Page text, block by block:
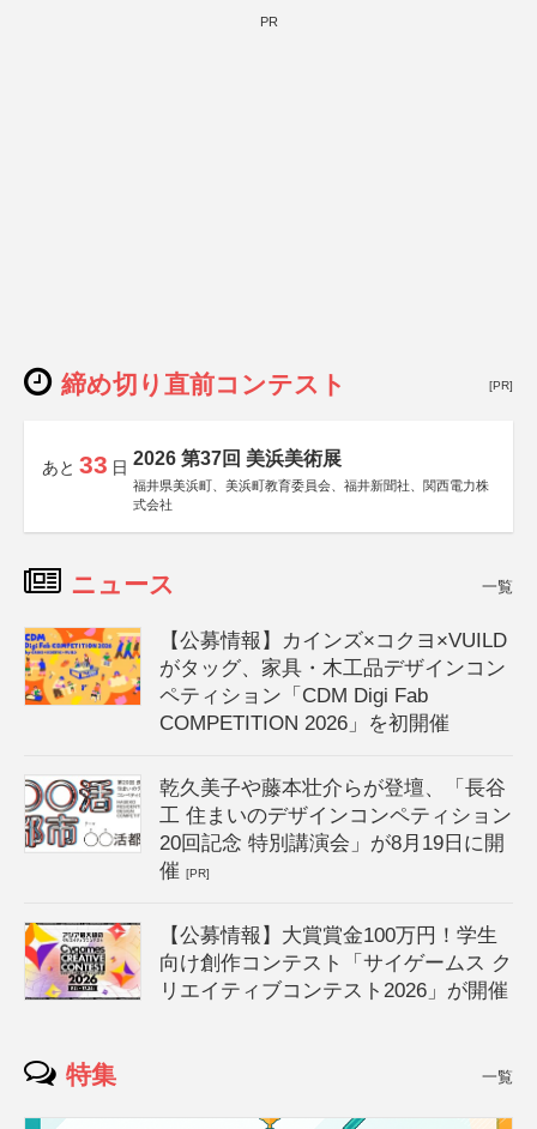
PR
締め切り直前コンテスト [PR]
あと 33 日 2026 第37回 美浜美術展
福井県美浜町、美浜町教育委員会、福井新聞社、関西電力株
式会社
ニュース 一覧
【公募情報】カインズ×コクヨ×VUILD
がタッグ、家具・木工品デザインコン
ペティション「CDM Digi Fab
COMPETITION 2026」を初開催
乾久美子や藤本壮介らが登壇、「長谷
工 住まいのデザインコンペティション
20回記念 特別講演会」が8月19日に開
催[PR]
【公募情報】大賞賞金100万円！学生
向け創作コンテスト「サイゲームス ク
リエイティブコンテスト2026」が開催
特集 一覧